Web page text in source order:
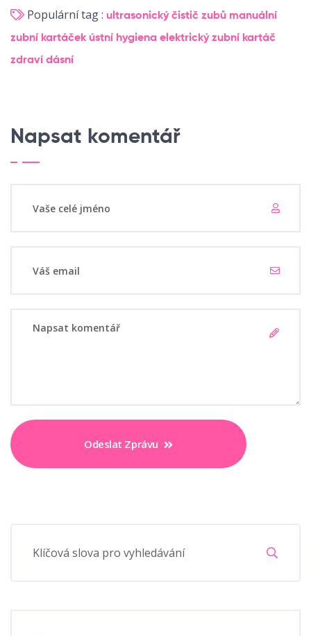
Populární tag : ultrasonický čistič zubů manuální
zubní kartáček ústní hygiena elektrický zubní kartáč
zdraví dásní
Napsat komentář
Odeslat Zprávu